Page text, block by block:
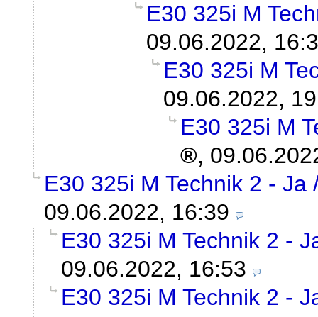
E30 325i M
09.06.2022,
E30 325i M
09.06.2022,
E30 325i M
,
E30 325i M Technik 2 - Ja
09.06.2022, 16:39
E30 325i M Technik 2 -
09.06.2022, 16:53
E30 325i M Technik 2 -